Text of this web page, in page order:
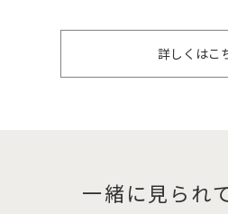
詳しくはこ
一緒に見られ